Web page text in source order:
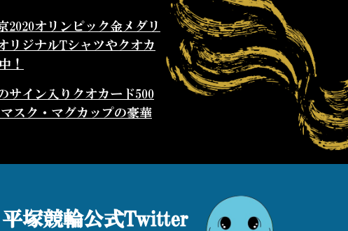
2020オリンピック金メダリ
リジナルTシャツやクオカ
！
サイン入りクオカード500
スク・マグカップの豪華
チャンピオンジャージ又は
トをプレゼント！Twitter
平塚競輪公式Twitter